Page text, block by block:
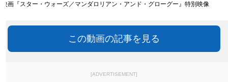
映画『スター・ウォーズ／マンダロリアン・アンド・グローグー』特別映像
この動画の記事を見る
[ADVERTISEMENT]